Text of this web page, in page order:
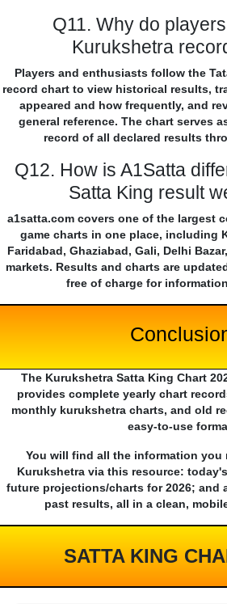
Q11. Why do
Kurukshetra
Players and enthusiasts follow the
record chart to view historical results,
appeared and how frequently, and
general reference. The chart serves
record of all declared results
Q12. How is A1Satta
Satta King result
a1satta.com covers one of the largest
game charts in one place, including
Faridabad, Ghaziabad, Gali, Delhi
markets. Results and charts are
free of charge for
The Kurukshetra Satta King Chart
provides complete yearly chart
monthly kurukshetra charts, and old
easy-to-use
You will find all the information you
Kurukshetra via this resource:
future projections/charts for 2026; and
past results, all in a clean,
SATTA KING